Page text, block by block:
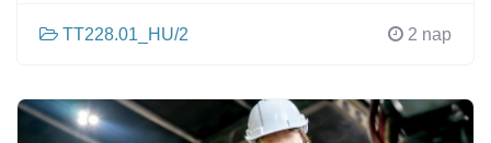
TT228.01_HU/2 2 nap